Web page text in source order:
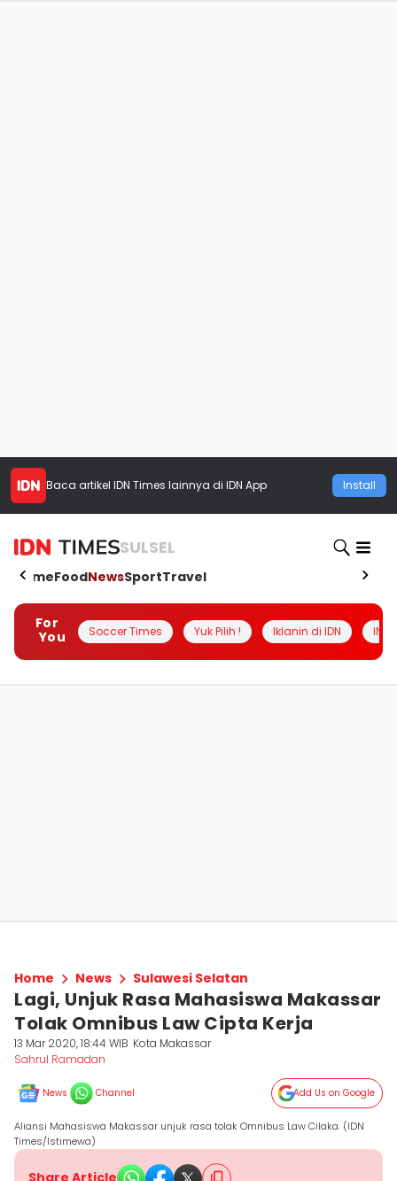
Baca artikel IDN Times lainnya di IDN App Install
SULSEL
HomeFoodNewsSportTravel
For
You
Soccer Times Yuk Pilih ! Iklanin di IDN
Home News Sulawesi Selatan
Lagi, Unjuk Rasa Mahasiswa Makassar
Tolak Omnibus Law Cipta Kerja
13 Mar 2020, 18:44 WIB Kota Makassar
Sahrul Ramadan
News Channel Add Us on Google
Aliansi Mahasiswa Makassar unjuk rasa tolak Omnibus Law Cilaka. (IDN
Times/Istimewa)
Share Article